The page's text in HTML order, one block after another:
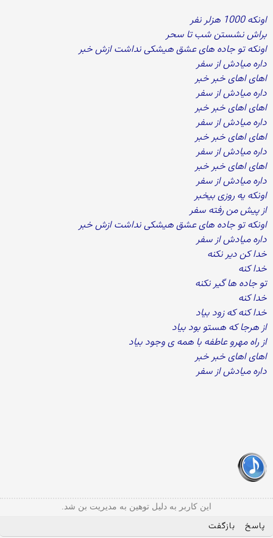
اونکه 1000 هزلر نفر
براش نشستن شب تا سحر
اونکه تو جاده های عشق هیشکی نداشت ازش خبر
داره میادش از سفر
اهای اهای خبر خبر
داره میادش از سفر
اهای اهای خبر خبر
داره میادش از سفر
اهای اهای خبر خبر
داره میادش از سفر
اهای اهای خبر خبر
داره میادش از سفر
اونکه یه روزی بیخبر
از پیش من رفته سفر
اونکه تو جاده های عشق هیشکی نداشت ازش خبر
داره میادش از سفر
خدا کن دیر نکنه
خدا کنه
تو جاده ها گیر نکنه
خدا کنه
خدا کنه که زود بیاد
از هرجا که هستو بود بیاد
از راه مهرو عاطفه با همه ی وجود بیاد
اهای اهای خبر خبر
داره میادش از سفر
این کاربر به دلیل توهین به مدیریت بن شد.
پاسخ بازگفت